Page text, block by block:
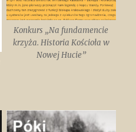
Konkurs „Na fundamencie
krzyża. Historia Kościoła w
Nowej Hucie”